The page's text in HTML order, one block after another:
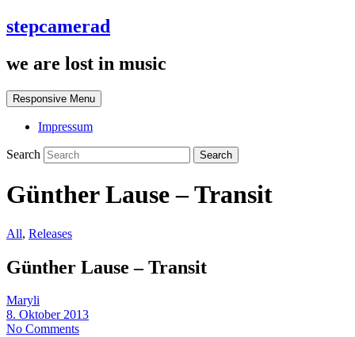
stepcamerad
we are lost in music
Responsive Menu
Impressum
Search
Günther Lause – Transit
All, Releases
Günther Lause – Transit
Maryli
8. Oktober 2013
No Comments